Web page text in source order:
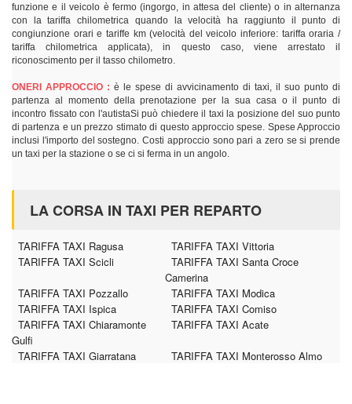
funzione e il veicolo è fermo (ingorgo, in attesa del cliente) o in alternanza
con la tariffa chilometrica quando la velocità ha raggiunto il punto di
congiunzione orari e tariffe km (velocità del veicolo inferiore: tariffa oraria /
tariffa chilometrica applicata), in questo caso, viene arrestato il
riconoscimento per il tasso chilometro.
ONERI APPROCCIO : è le spese di avvicinamento di taxi, il suo punto di
partenza al momento della prenotazione per la sua casa o il punto di
incontro fissato con l'autistaSi può chiedere il taxi la posizione del suo punto
di partenza e un prezzo stimato di questo approccio spese. Spese Approccio
inclusi l'importo del sostegno. Costi approccio sono pari a zero se si prende
un taxi per la stazione o se ci si ferma in un angolo.
LA CORSA IN TAXI PER REPARTO
TARIFFA TAXI Ragusa
TARIFFA TAXI Vittoria
TARIFFA TAXI Scicli
TARIFFA TAXI Santa Croce
Camerina
TARIFFA TAXI Pozzallo
TARIFFA TAXI Modica
TARIFFA TAXI Ispica
TARIFFA TAXI Comiso
TARIFFA TAXI Chiaramonte
Gulfi
TARIFFA TAXI Acate
TARIFFA TAXI Giarratana TARIFFA TAXI Monterosso Almo